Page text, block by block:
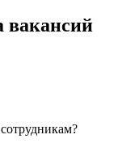
вакансий